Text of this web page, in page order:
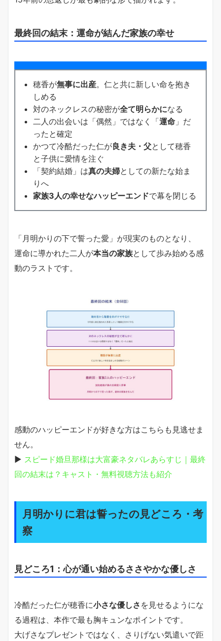
最終回の結末：運命が結んだ家族の幸せ
穂香が無事に出産。仁と共に新しい命を抱き
しめる
対のネックレスの秘密が全て明らかになる
二人の出会いは「偶然」ではなく「運命 」だ
ったと確定
かつて冷酷だった仁が良き夫・父として穂香
と子供に愛情を注ぐ
「契約結婚」は真の夫婦としての新たな始ま
りへ
家族3人の幸せなハッピーエンドで幕を閉じる
「月明かりの下で誓った愛」が現実のものとなり、
運命に導かれた二人が本当の家族として歩み始める感
動のラストです。
感動のハッピーエンドが好きな方はこちらも見逃せま
せん。
▶ スピード婚旦那様は大富豪ネタバレあらすじ｜最終
回の結末は？キャスト・無料視聴方法も紹介
月明かりに君は誓ったの見どころ・考
察
見どころ1：心が通い始めるささやかな優しさ
冷酷だった仁が穂香に小さな優しさ を見せるようにな
る過程は、本作で最も胸キュンなポイントです。
大げさなプレゼントではなく、さりげない気遣いで距